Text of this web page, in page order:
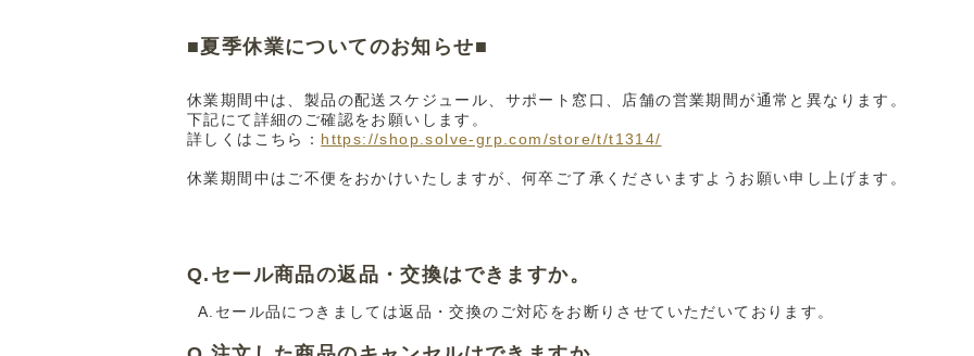
■夏季休業についてのお知らせ■
休業期間中は、製品の配送スケジュール、サポート窓口、店舗の営業期間が通常と異なります。
下記にて詳細のご確認をお願いします。
詳しくはこちら： https://shop.solve-grp.com/store/t/t1314/
休業期間中はご不便をおかけいたしますが、何卒ご了承くださいますようお願い申し上げます。
Q.セール商品の返品・交換はできますか。
A.セール品につきましては返品・交換のご対応をお断りさせていただいております。